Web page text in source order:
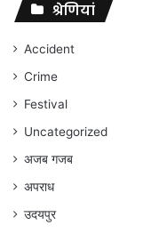
संघर्ष
जारी
रहेगा
अंकित
गौरहा
श्रेणियां
Accident
Crime
Festival
Uncategorized
अजब गजब
अपराध
उदयपुर